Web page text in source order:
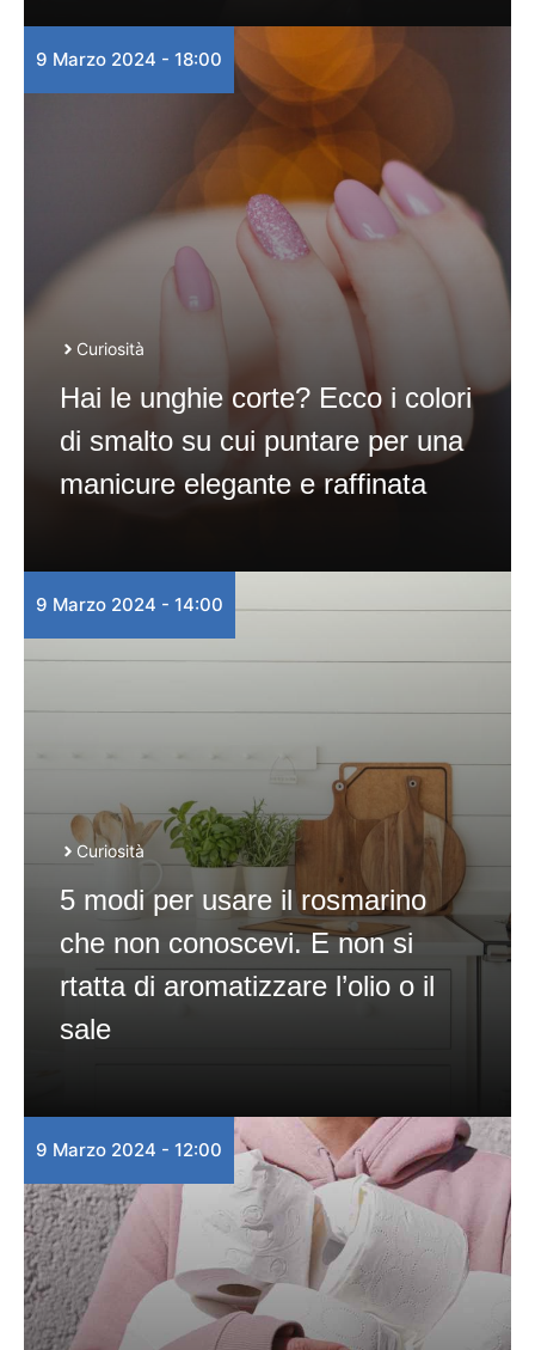
9 Marzo 2024 - 18:00
Curiosità
Hai le unghie corte? Ecco i colori
di smalto su cui puntare per una
manicure elegante e raffinata
9 Marzo 2024 - 14:00
Curiosità
5 modi per usare il rosmarino
che non conoscevi. E non si
rtatta di aromatizzare l’olio o il
sale
9 Marzo 2024 - 12:00